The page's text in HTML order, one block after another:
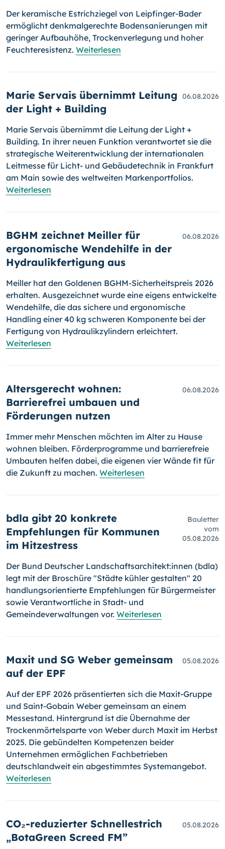
Der keramische Estrichziegel von Leipfinger-Bader
ermöglicht denkmalgerechte Bodensanierungen mit
geringer Aufbauhöhe, Trockenverlegung und hoher
Feuchteresistenz. Weiterlesen
Marie Servais übernimmt Leitung
der Light + Building
06.08.2026
Marie Servais übernimmt die Leitung der Light +
Building. In ihrer neuen Funktion verantwortet sie die
strategische Weiterentwicklung der internationalen
Leitmesse für Licht- und Gebäudetechnik in Frankfurt
am Main sowie des weltweiten Markenportfolios.
Weiterlesen
BGHM zeichnet Meiller für
ergonomische Wendehilfe in der
Hydraulikfertigung aus
06.08.2026
Meiller hat den Goldenen BGHM-Sicherheitspreis 2026
erhalten. Ausgezeichnet wurde eine eigens entwickelte
Wendehilfe, die das sichere und ergonomische
Handling einer 40 kg schweren Komponente bei der
Fertigung von Hydraulikzylindern erleichtert.
Weiterlesen
Altersgerecht wohnen:
Barrierefrei umbauen und
Förderungen nutzen
06.08.2026
Immer mehr Menschen möchten im Alter zu Hause
wohnen bleiben. Förderprogramme und barrierefreie
Umbauten helfen dabei, die eigenen vier Wände fit für
die Zukunft zu machen. Weiterlesen
bdla gibt 20 konkrete
Empfehlungen für Kommunen
im Hitzestress
Bauletter
vom
05.08.2026
Der Bund Deutscher Landschaftsarchitekt:innen (bdla)
legt mit der Broschüre "Städte kühler gestalten" 20
handlungsorientierte Empfehlungen für Bürgermeister
sowie Verantwortliche in Stadt- und
Gemeindeverwaltungen vor. Weiterlesen
Maxit und SG Weber gemeinsam
auf der EPF
05.08.2026
Auf der EPF 2026 präsentierten sich die Maxit-Gruppe
und Saint-Gobain Weber gemeinsam an einem
Messestand. Hintergrund ist die Übernahme der
Trockenmörtelsparte von Weber durch Maxit im Herbst
2025. Die gebündelten Kompetenzen beider
Unternehmen ermöglichen Fachbetrieben
deutschlandweit ein abgestimmtes Systemangebot.
Weiterlesen
CO₂-reduzierter Schnellestrich
„BotaGreen Screed FM”
05.08.2026